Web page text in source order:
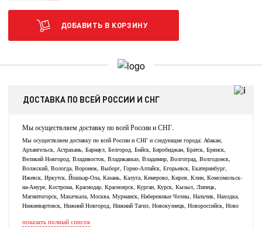
ДОБАВИТЬ В КОРЗИНУ
ДОСТАВКА ПО ВСЕЙ РОССИИ И СНГ
Мы осуществляем доставку по всей России и СНГ.
Мы осуществляем доставку по всей России и СНГ и следующие города: Абакан,
Архангельск, Астрахань, Барнаул, Белгород, Бийск, Биробиджан, Братск, Брянск,
Великий Новгород, Владивосток, Владикавказ, Владимир, Волгоград, Волгодонск,
Волжский, Вологда, Воронеж, Выборг, Горно-Алтайск, Егорьевск, Екатеринбург,
Ижевск, Иркутск, Йошкар-Ола, Казань, Калуга, Кемерово, Киров, Клин, Комсомольск-
на-Амуре, Кострома, Краснодар, Красноярск, Курган, Курск, Кызыл, Липецк,
Магнитогорск, Махачкала, Москва, Мурманск, Набережные Челны, Нальчик, Находка,
Нижневартовск, Нижний Новгород, Нижний Тагил, Новокузнецк, Новороссийск, Ново
показать полный список